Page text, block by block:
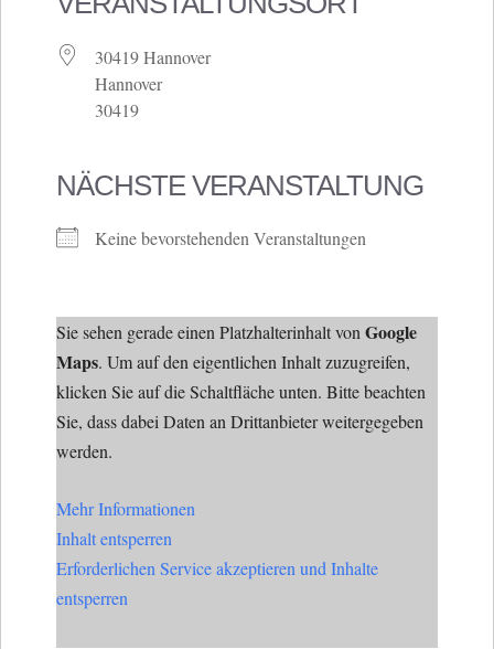
30419 Hannover
Hannover
30419
NÄCHSTE VERANSTALTUNG
Keine bevorstehenden Veranstaltungen
Sie sehen gerade einen Platzhalterinhalt von Google
Maps. Um auf den eigentlichen Inhalt zuzugreifen,
klicken Sie auf die Schaltfläche unten. Bitte beachten
Sie, dass dabei Daten an Drittanbieter weitergegeben
werden.
Mehr Informationen
Inhalt entsperren
Erforderlichen Service akzeptieren und Inhalte
entsperren